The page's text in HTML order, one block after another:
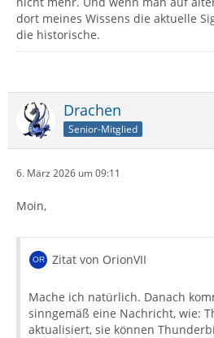
dort meines Wissens die aktuelle
die historische.
Drachen
Senior-Mitglied
6. März 2026 um 09:11
Moin,
Zitat von OrionVII
Mache ich natürlich. Danach
sinngemäß eine Nachricht, wie:
aktualisiert, sie können